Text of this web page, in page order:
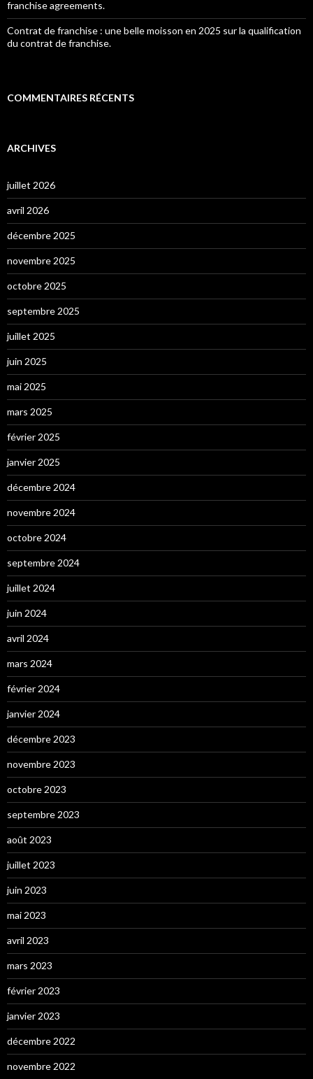
franchise agreements.
Contrat de franchise : une belle moisson en 2025 sur la qualification
du contrat de franchise.
COMMENTAIRES RÉCENTS
ARCHIVES
juillet 2026
avril 2026
décembre 2025
novembre 2025
octobre 2025
septembre 2025
juillet 2025
juin 2025
mai 2025
mars 2025
février 2025
janvier 2025
décembre 2024
novembre 2024
octobre 2024
septembre 2024
juillet 2024
juin 2024
avril 2024
mars 2024
février 2024
janvier 2024
décembre 2023
novembre 2023
octobre 2023
septembre 2023
août 2023
juillet 2023
juin 2023
mai 2023
avril 2023
mars 2023
février 2023
janvier 2023
décembre 2022
novembre 2022